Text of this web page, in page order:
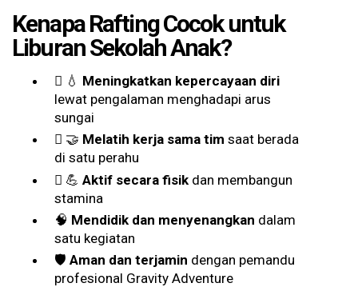
Kenapa Rafting Cocok untuk
Liburan Sekolah Anak?
💧 Meningkatkan kepercayaan diri
lewat pengalaman menghadapi arus
sungai
🤝 Melatih kerja sama tim saat berada
di satu perahu
💪 Aktif secara fisikdan membangun
stamina
🧠 Mendidik dan menyenangkan dalam
satu kegiatan
🛡️ Aman dan terjamin dengan pemandu
profesional Gravity Adventure